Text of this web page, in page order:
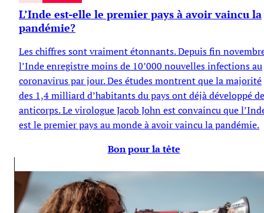
L’Inde est-elle le premier pays à avoir vaincu la
pandémie?
Les chiffres sont vraiment étonnants. Depuis fin
l’Inde enregistre moins de 10’000 nouvelles infections au
coronavirus par jour. Des études montrent que la majorité
des 1,4 milliard d’habitants du pays ont déjà développé
anticorps. Le virologue Jacob John est convaincu que
est le premier pays au monde à avoir vaincu la pandémie.
Bon pour la tête